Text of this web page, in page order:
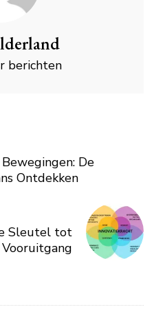
berichten
De
Ontdekken
Sleutel tot